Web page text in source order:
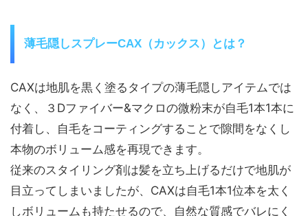
薄毛隠しスプレーCAX（カックス）とは？
CAXは地肌を黒く塗るタイプの薄毛隠しアイテムでは
なく、３Dファイバー&マクロの微粉末が自毛1本1本に
付着し、自毛をコーティングすることで隙間をなくし
本物のボリューム感を再現できます。
従来のスタイリング剤は髪を立ち上げるだけで地肌が
目立ってしまいましたが、CAXは自毛1本1位本を太く
しボリュームも持たせるので、自然な質感でバレにく